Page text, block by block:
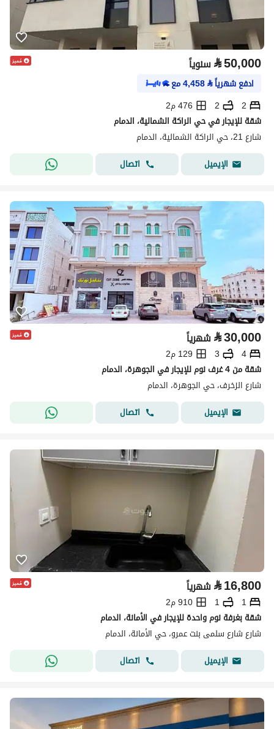
⃁50,000 سنوياً
ادفع شهرياً⃁
4,458مع
2
2
476 م2
شقة للإيجار في حي الراكة الشمالية، الدمام
شارع 21، حي الراكة الشمالية، الدمام
الإيميل
اتصال
⃁30,000 شهرياً
4
3
129 م2
شقة من 4 غرف نوم للإيجار في الجوهرة، الدمام
شارع الزخرف، حي الجوهرة، الدمام
الإيميل
اتصال
⃁16,800 شهرياً
1
1
910 م2
شقة بغرفة نوم واحدة للإيجار في الأمانة، الدمام
شارع شارع سلمى بنت عمرو، حي الأمانة، الدمام
الإيميل
اتصال